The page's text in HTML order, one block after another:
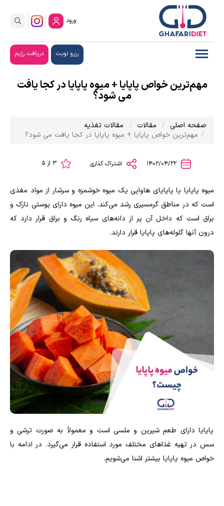
ورود
رزرو نوبت دریافت رژیم
مهم‌ترین خواص پاپایا + میوه پاپایا در کجا یافت
می شود؟
صفحه اصلی مقالات
مقالات تغذیه
مهم‌ترین خواص پاپایا + میوه پاپایا در کجا یافت می شود؟
اشتراک گذاری
میوه پاپایا یا پاپایای هاوایی یک میوه خوشمزه و سرشار از مواد مغذی
است که در مناطق گرمسیری رشد می‌کند. این میوه دارای پوستی نازک و
براق است که داخل آن پر از دانه‌های سیاه رنگ و براق قرار دارد که
درون آنها گلوله‌های پاپایا قرار دارند.
پاپایا دارای طعم شیرین و ملسی است و معمولاً به صورت ترشی و
سس در تهیه غذاهای مختلف مورد استفاده قرار می‌گیرد. در ادامه با
خواص میوه پاپایا بیشتر اشنا می‌شویم.